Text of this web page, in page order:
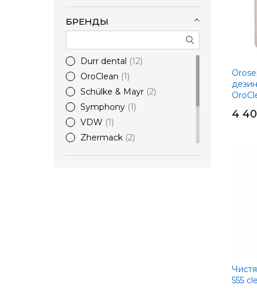
4
555
БРЕНДЫ
Durr dental 12
OroClean 1
Schülke & Mayr 2
Symphony 1
VDW 1
Zhermack 2